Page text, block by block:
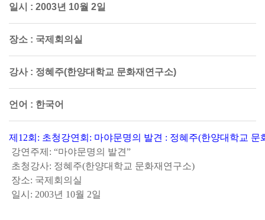
일시 : 2003년 10월 2일
장소 : 국제회의실
강사 : 정혜주(한양대학교 문화재연구소)
언어 : 한국어
제 12회: 초청강연회: 마야문명의 발견 : 정혜주(한양대학교 문
강연주제: “마야문명의 발견”
초청강사: 정혜주(한양대학교 문화재연구소)
장소: 국제회의실
일시: 2003년 10월 2일